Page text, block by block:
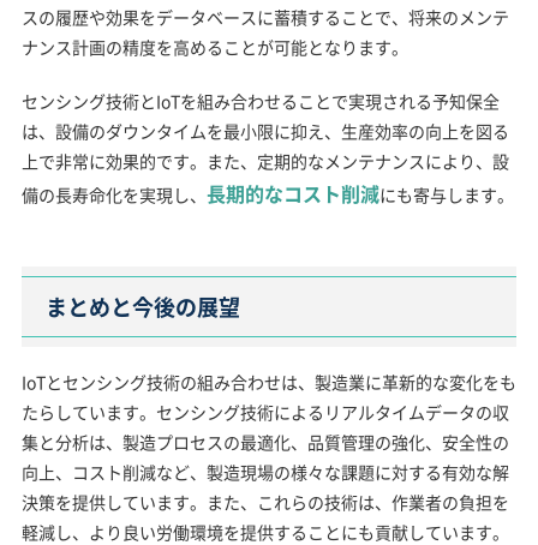
スの履歴や効果をデータベースに蓄積することで、将来のメンテ
ナンス計画の精度を高めることが可能となります。
センシング技術とIoTを組み合わせることで実現される予知保全
は、設備のダウンタイムを最小限に抑え、生産効率の向上を図る
上で非常に効果的です。また、定期的なメンテナンスにより、設
備の長寿命化を実現し、 長期的なコスト削減にも寄与します。
まとめと今後の展望
IoTとセンシング技術の組み合わせは、製造業に革新的な変化をも
たらしています。センシング技術によるリアルタイムデータの収
集と分析は、製造プロセスの最適化、品質管理の強化、安全性の
向上、コスト削減など、製造現場の様々な課題に対する有効な解
決策を提供しています。また、これらの技術は、作業者の負担を
軽減し、より良い労働環境を提供することにも貢献しています。